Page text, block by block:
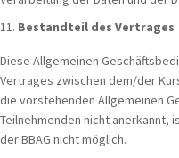
Bestandteil des Vertrages
Diese Allgemeinen
Vertrages zwischen dem/der
die vorstehenden Allgemeinen
Teilnehmenden nicht anerkannt,
der BBAG nicht möglich.